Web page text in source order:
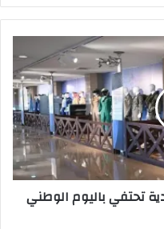
تحتفي باليوم الوطني